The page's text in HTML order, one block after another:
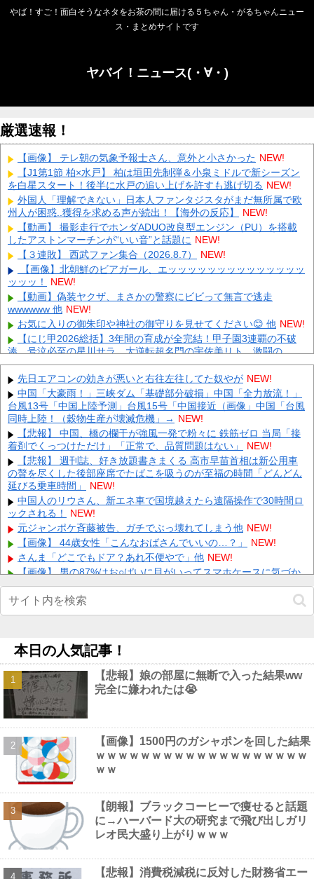
やば！すご！面白そうなネタをお茶の間に届ける５ちゃん・がるちゃんニュー
ス・まとめサイトです
ヤバイ！ニュース(・∀・)
厳選速報！
【画像】 テレ朝の気象予報士さん、意外と小さかった NEW!
【J1第1節 柏×水戸】 柏は垣田先制弾＆小泉ミドルで新シーズン
を白星スタート！後半に水戸の追い上げを許すも逃げ切る NEW!
外国人「理解できない」日本人ファンタジスタがまだ無所属で欧
州人が困惑..獲得を求める声が続出！【海外の反応】
NEW!
【動画】 撮影走行でホンダADUO改良型エンジン（PU）を搭載
したアストンマーチンが“いい音”と話題に NEW!
【３連敗】 西武ファン集合（2026.8.7）
NEW!
【画像】北朝鮮のビアガール、エッッッッッッッッッッッッッッ
ッッッ！
NEW!
【動画】偽装ヤクザ、まさかの警察にビビって無言で逃走
wwwwww 他 NEW!
お気に入りの御朱印や神社の御守りを見せてください😊 他 NEW!
【にじ甲2026総括】3年間の育成が全完結！甲子園3連覇の不破
湊、号泣必至の星川サラ、大逆転超名門の宇佐美リト…激闘の
ド... NEW!
【朗報】メディア「PS6はPS5の2倍超の性能に」 他 NEW!
【悲報】税務署が脱税ｗｗｗｗｗｗｗｗｗ 他 NEW!
【画像】 例の美人すぎるおにぎり屋さん、裏でおっさんが握って
いたｗｗｗｗｗｗｗｗｗｗｗｗｗｗｗｗｗ NEW!
元いいとも青年隊、中居正広の”素顔”を暴露 NEW!
中国、三峡ダムが全開放流。長江流域で深刻な洪水被害 NEW!
【動画】 町の中華料理屋さん、娘の採用で人気店になってしまう
NEW!
Powered by livedoor 相互RSS
先日エアコンの効きが悪いと右往左往してた奴やが NEW!
中国「大豪雨！」三峡ダム「基礎部分破損」中国「全力放流！」
台風13号「中国上陸予測」台風15号「中国接近（画像」中国「台風
同時上陸！（穀物生産が壊滅危機」→ NEW!
【悲報】 中国、橋の欄干が強風一発で粉々に 鉄筋ゼロ 当局「接
着剤でくっつけただけ」「正常で、品質問題はない」
NEW!
【悲報】 週刊誌、好き放題書きまくる 高市早苗首相は新公用車
の贅を尽くした後部座席でたばこを吸うのが至福の時間「どんどん
延びる乗車時間」
NEW!
中国人のリウさん、新エネ車で国境越えたら遠隔操作で30時間ロ
ックされる！
NEW!
元ジャンポケ斉藤被告、ガチでぶっ壊れてしまう他 NEW!
【画像】 44歳女性「こんなおばさんでいいの…？」
NEW!
さんま「どこでもドア？あれ不便やで」他 NEW!
【画像】 男の87%はお○ぱいに目がいってスマホケースに気づか
ない自撮りｗ NEW!
【激安速報】ダイヤモンドの功罪、リアル、ひゃくえむ。などが
Kindle実質半額になるセール、本日8/9終了！ついに完結、新テニス
ｗｗｗｗ NEW!
【速報】赤旗配達中の共産党市議７８歳のじいさん、左に寄りす
ぎたか車で民家当て逃げ他 NEW!
「アニソン盆祭りで日本の品格が落ちた」と酷評した元女優、
「あんたが品格を語るのかよ！」と総ツッコミを食らってしま
い……他 NEW!
【画像】 影山優佳さん(25)、下着姿であたシコが止まらない
NEW!
【画像】 女優・水崎綾女、R-15指定映画で乳首解禁、しかもピ
ンと立ってる
Powered by livedoor 相互RSS
本日の人気記事！
【悲報】娘の部屋に無断で入った結果ww
完全に嫌われたは😭
【画像】1500円のガシャポンを回した結果
ｗｗｗｗｗｗｗｗｗｗｗｗｗｗｗｗｗｗｗ
ｗｗ
【朗報】ブラックコーヒーで痩せると話題
に→ハーバード大の研究まで飛び出しガリ
レオ民大盛り上がりｗｗｗ
【悲報】消費税減税に反対した財務省エー